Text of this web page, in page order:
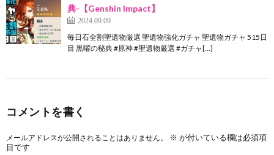
典-【Genshin Impact】
2024.09.09
毎日石全割聖遺物厳選 聖遺物強化ガチャ 聖遺物ガチャ 515日
目 黒曜の秘典 #原神 #聖遺物厳選 #ガチャ[…]
コメントを書く
メールアドレスが公開されることはありません。 ※ が付いている欄は必須項
目です